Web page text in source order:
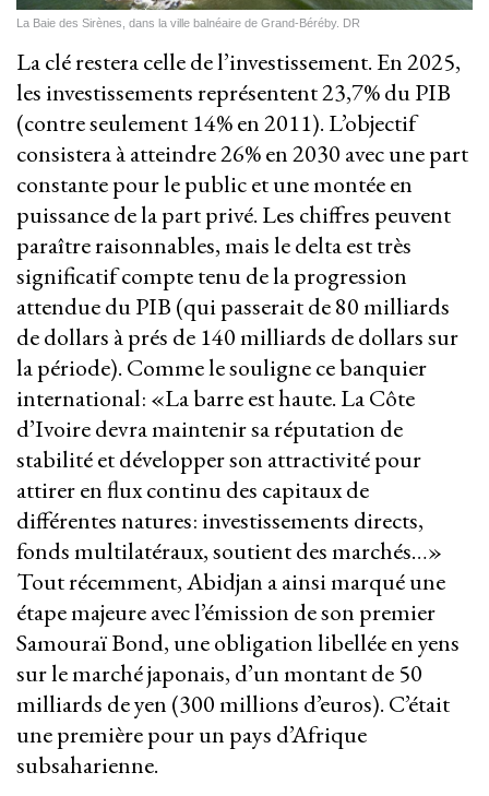
La Baie des Sirènes, dans la ville balnéaire de Grand-Béréby. DR
La clé restera celle de l’investissement. En 2025,
les investissements représentent 23,7% du PIB
(contre seulement 14% en 2011). L’objectif
consistera à atteindre 26% en 2030 avec une part
constante pour le public et une montée en
puissance de la part privé. Les chiffres peuvent
paraître raisonnables, mais le delta est très
significatif compte tenu de la progression
attendue du PIB (qui passerait de 80 milliards
de dollars à prés de 140 milliards de dollars sur
la période). Comme le souligne ce banquier
international: «La barre est haute. La Côte
d’Ivoire devra maintenir sa réputation de
stabilité et développer son attractivité pour
attirer en flux continu des capitaux de
différentes natures: investissements directs,
fonds multilatéraux, soutient des marchés…»
Tout récemment, Abidjan a ainsi marqué une
étape majeure avec l’émission de son premier
Samouraï Bond, une obligation libellée en yens
sur le marché japonais, d’un montant de 50
milliards de yen (300 millions d’euros). C’était
une première pour un pays d’Afrique
subsaharienne.